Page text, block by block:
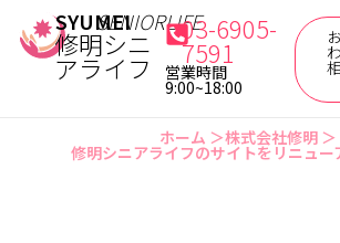
SYUMEISENIORLIFE
修明シニ
アライフ
03-6905-
7591
営業時間
9:00~18:00
ホーム ＞株式会社修明 ＞
修明シニアライフのサイトをリニュー